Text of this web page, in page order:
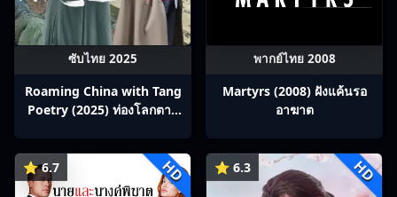
ซับไทย 2025
Roaming China with Tang
Poetry (2025) ท่องโลกตาม
พากย์ไทย 2008
Martyrs (2008) ฝังแค้นรอ
อาฆาต
⭐ 6.7 HD ⭐ 6.3 HD